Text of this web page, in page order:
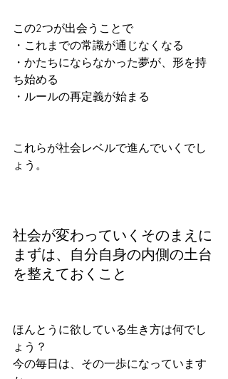
この2つが出会うことで
・これまでの常識が通じなくなる
・かたちにならなかった夢が、形を持
ち始める
・ルールの再定義が始まる
これらが社会レベルで進んでいくでし
ょう。
社会が変わっていくそのまえに
まずは、自分自身の内側の土台
を整えておくこと
ほんとうに欲している生き方は何でし
ょう？
今の毎日は、その一歩になっています